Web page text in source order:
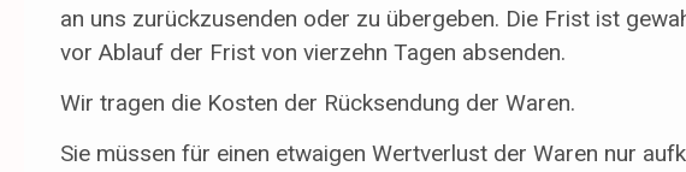
an uns zurückzusenden oder zu übergeben. Die Frist ist
vor Ablauf der Frist von vierzehn Tagen absenden.
Wir tragen die Kosten der Rücksendung der Waren.
Sie müssen für einen etwaigen Wertverlust der Waren nur